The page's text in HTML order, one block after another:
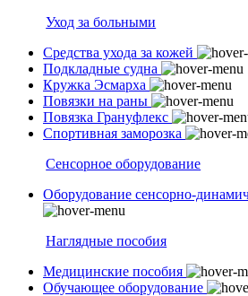
Уход за больными
Средства ухода за кожей
Подкладные судна
Кружка Эсмарха
Повязки на раны
Повязка Грануфлекс
Спортивная заморозка
Сенсорное оборудование
Оборудование сенсорно-
Наглядные пособия
Медицинские пособия
Обучающее оборудование